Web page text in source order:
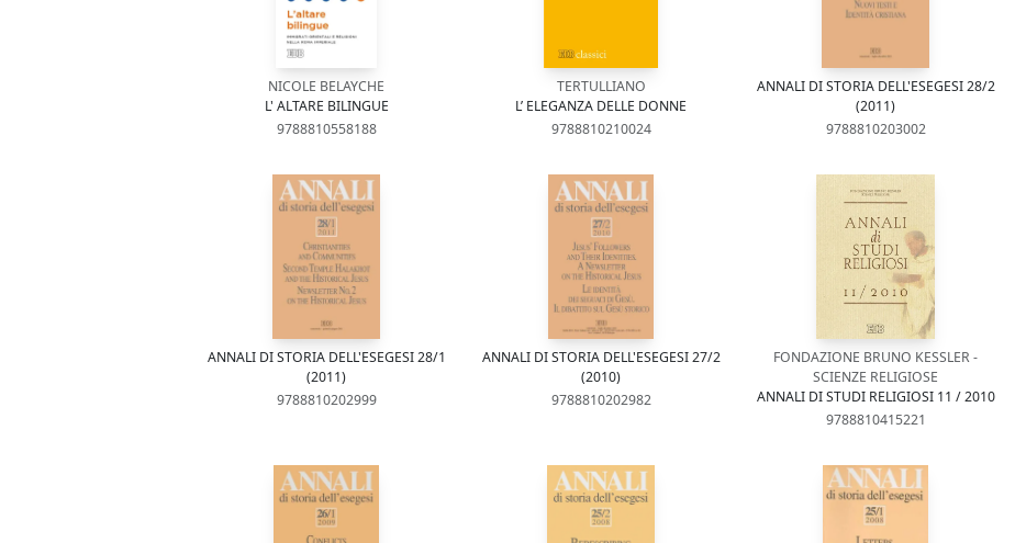
NICOLE BELAYCHE
L' ALTARE BILINGUE
9788810558188
TERTULLIANO
L’ ELEGANZA DELLE DONNE
9788810210024
ANNALI DI STORIA DELL'ESEGESI 28/2
(2011)
9788810203002
ANNALI DI STORIA DELL'ESEGESI 28/1
(2011)
9788810202999
ANNALI DI STORIA DELL'ESEGESI 27/2
(2010)
9788810202982
FONDAZIONE BRUNO KESSLER -
SCIENZE RELIGIOSE
ANNALI DI STUDI RELIGIOSI 11 / 2010
9788810415221